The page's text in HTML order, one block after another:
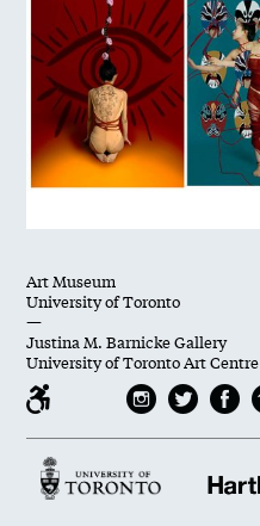
Art Museum
University of Toronto
—
Justina M. Barnicke Gallery
University of Toronto Art Centre